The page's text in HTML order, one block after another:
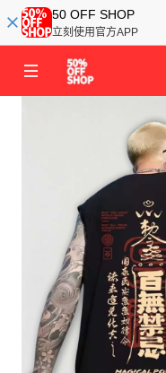
50 OFF SHOP
立刻使用官方APP